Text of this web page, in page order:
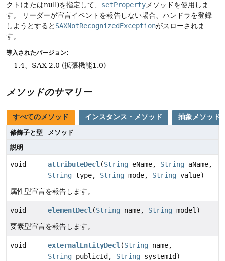
クト(またはnull)を指定して、 setProperty メソッドを使用しま
す。
リーダーが宣言イベントを報告しない場合、ハンドラを登録
しようとすると SAXNotRecognizedExceptionがスローされま
す。
導入されたバージョン:
1.4、SAX 2.0 (拡張機能1.0)
メソッドのサマリー
すべてのメソッド インスタンス・メソッド 抽象メソッド
修飾子と型
メソッド
説明
void attributeDecl (String eName, String aName,
String type, String mode, String value)
属性型宣言を報告します。
void elementDecl (String name, String model)
要素型宣言を報告します。
void externalEntityDecl (String name,
String publicId, String systemId)